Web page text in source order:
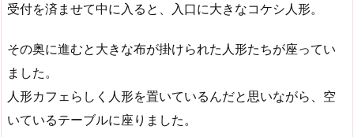
受付を済ませて中に入ると、入口に大きなコケシ人形。
その奥に進むと大きな布が掛けられた人形たちが座ってい
ました。
人形カフェらしく人形を置いているんだと思いながら、空
いているテーブルに座りました。